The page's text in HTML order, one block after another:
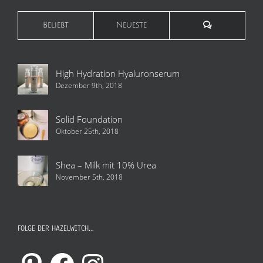
Beliebt Neueste Kommentare
High Hydration Hyaluronserum
Dezember 9th, 2018
Solid Foundation
Oktober 25th, 2018
Shea – Milk mit 10% Urea
November 5th, 2018
FOLGE DER HAZELWITCH…
Pinterest FacebookInstagram